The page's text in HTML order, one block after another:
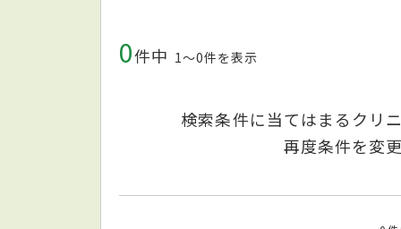
0件中 1〜0件を表示
検索条件に当てはまるクリ
再度条件を変